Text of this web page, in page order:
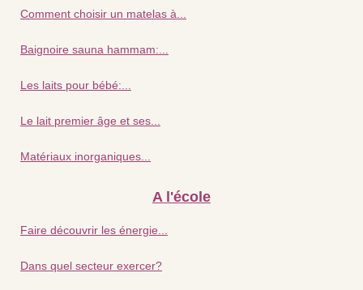
Comment choisir un matelas à...
Baignoire sauna hammam:...
Les laits pour bébé:...
Le lait premier âge et ses...
Matériaux inorganiques...
A l'école
Faire découvrir les énergie...
Dans quel secteur exercer?